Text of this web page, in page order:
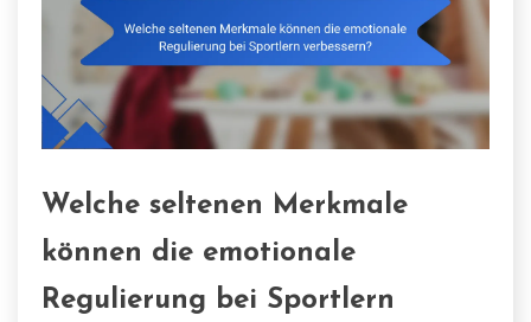
Welche seltenen Merkmale
können die emotionale
Regulierung bei Sportlern